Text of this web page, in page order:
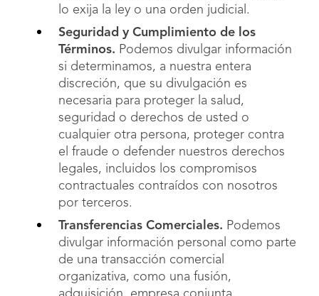
lo exija la ley o una orden judicial.
Seguridad y Cumplimiento de los
Términos. Podemos divulgar información
si determinamos, a nuestra entera
discreción, que su divulgación es
necesaria para proteger la salud,
seguridad o derechos de usted o
cualquier otra persona, proteger contra
el fraude o defender nuestros derechos
legales, incluidos los compromisos
contractuales contraídos con nosotros
por terceros.
Transferencias Comerciales. Podemos
divulgar información personal como parte
de una transacción comercial
organizativa, como una fusión,